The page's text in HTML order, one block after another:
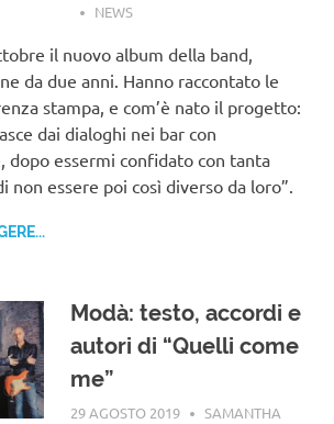
NEWS
il nuovo album della band,
da due anni. Hanno raccontato le
stampa, e com’è nato il progetto:
dai dialoghi nei bar con
dopo essermi confidato con tanta
non essere poi così diverso da loro”.
Modà: testo, accordi e
autori di “Quelli come
me”
29 AGOSTO 2019
SAMANTHA